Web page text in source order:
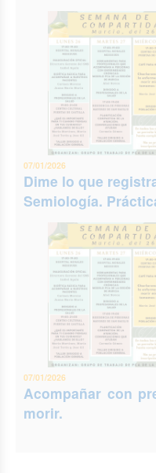
07/01/2026
Dime lo que
Semiología.
07/01/2026
Acompañar con
morir.